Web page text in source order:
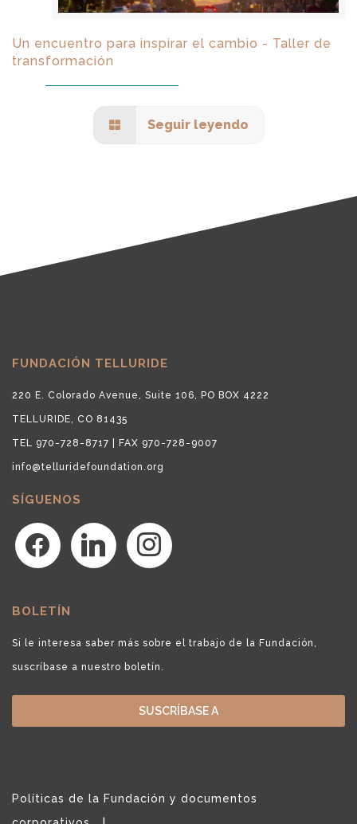
Un encuentro para inspirar el cambio - Taller de
transformación
Seguir leyendo
FUNDACIÓN TELLURIDE
220 E. Colorado Avenue, Suite 106, PO BOX 4222
TELLURIDE, CO 81435
TEL 970-728-8717 | FAX 970-728-9007
info@telluridefoundation.org
SÍGUENOS
facebook linkedin instagram
BOLETÍN
Si le interesa saber más sobre el trabajo de la Fundación,
suscríbase a nuestro boletín.
SUSCRÍBASE A
Políticas de la Fundación y documentos